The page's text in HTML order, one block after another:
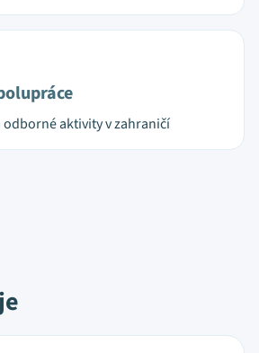
odborné aktivity v zahraničí